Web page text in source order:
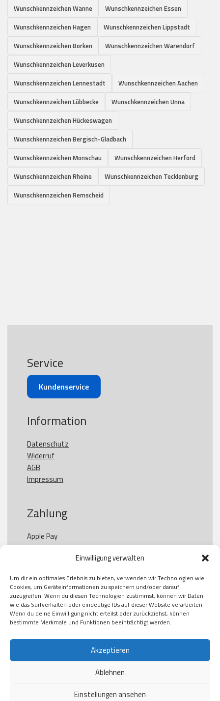
Einwilligung verwalten
Um dir ein optimales Erlebnis zu bieten, verwenden wir Technologien wie
Cookies, um Geräteinformationen zu speichern und/oder darauf
zuzugreifen. Wenn du diesen Technologien zustimmst, können wir Daten
wie das Surfverhalten oder eindeutige IDs auf dieser Website verarbeiten.
Wenn du deine Einwilligung nicht erteilst oder zurückziehst, können
bestimmte Merkmale und Funktionen beeinträchtigt werden.
Akzeptieren
Ablehnen
Einstellungen ansehen
Wunschkennzeichen Wanne
Wunschkennzeichen Essen
Wunschkennzeichen Hagen
Wunschkennzeichen Lippstadt
Wunschkennzeichen Borken
Wunschkennzeichen Warendorf
Wunschkennzeichen Leverkusen
Wunschkennzeichen Lennestadt
Wunschkennzeichen Aachen
Wunschkennzeichen Lübbecke
Wunschkennzeichen Unna
Wunschkennzeichen Hückeswagen
Wunschkennzeichen Bergisch-Gladbach
Wunschkennzeichen Monschau
Wunschkennzeichen Herford
Wunschkennzeichen Rheine
Wunschkennzeichen Tecklenburg
Wunschkennzeichen Remscheid
Service
Kundenservice
Information
Datenschutz
Widerruf
AGB
Impressum
Zahlung
Apple Pay
Paypal
Kauf auf Rechung
Klarna
American Express